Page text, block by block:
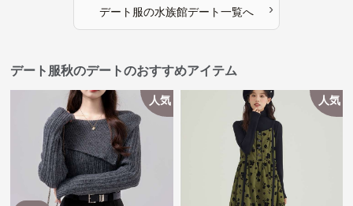
デート服の水族館デート一覧へ ›
デート服秋のデートのおすすめアイテム
人気 人気